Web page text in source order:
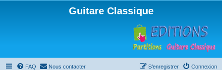
Guitare Classique
FAQ Nous contacter Connexion
S’enregistrer